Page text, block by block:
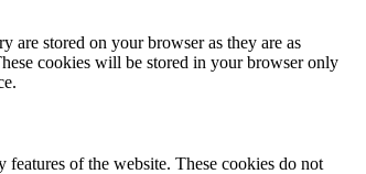
are stored on your browser as they are as
cookies will be stored in your browser only
of the website. These cookies do not